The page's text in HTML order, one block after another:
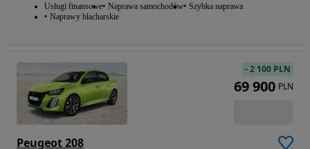
Usługi finansowe Naprawa samochodów Szybka naprawa
Naprawy blacharskie
Peugeot 208
-2 100 PLN
69 900 PLN